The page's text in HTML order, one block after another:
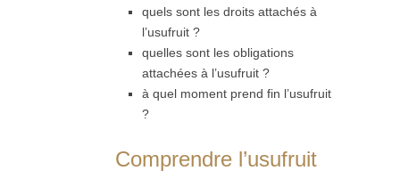
quels sont les droits attachés à
l’usufruit ?
quelles sont les obligations
attachées à l’usufruit ?
à quel moment prend fin l’usufruit
?
Comprendre l’usufruit